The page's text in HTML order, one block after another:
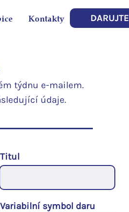
Kontakty DARUJTE
týdnu e-mailem.
údaje.
Titul
Variabilní symbol daru